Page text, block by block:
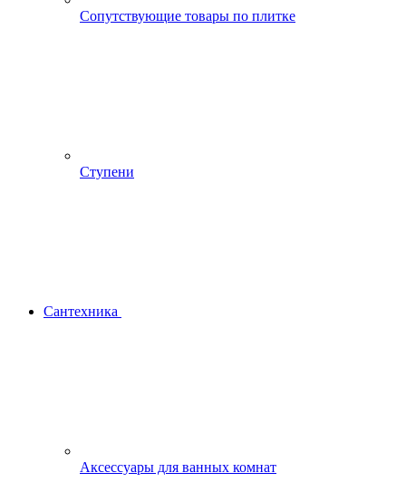
Сопутствующие товары по плитке
Ступени
Сантехника
Аксессуары для ванных комнат